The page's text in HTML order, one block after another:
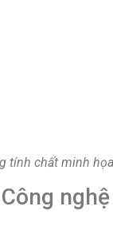
tính chất minh họa